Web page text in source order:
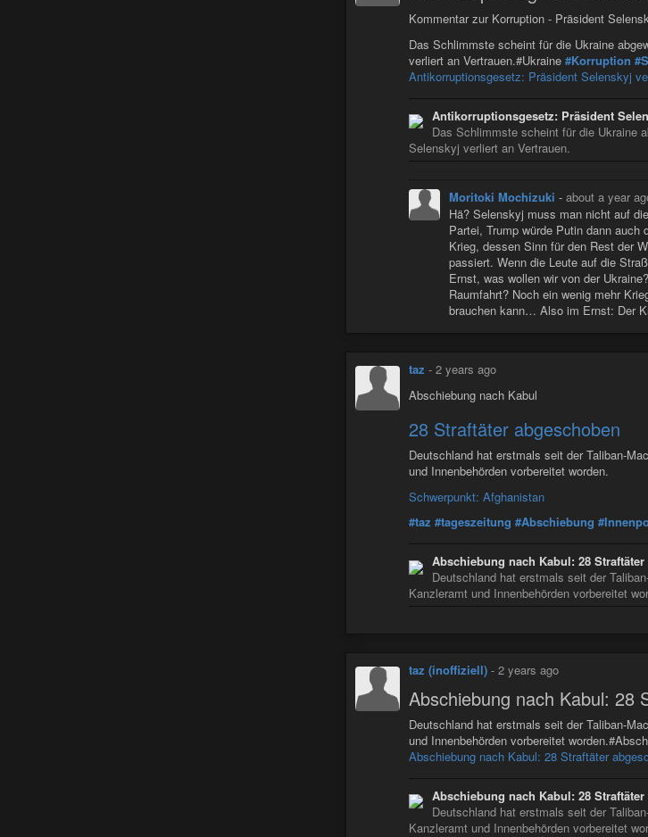
Kommentar zur Korruption - Präsident
Das Schlimmste scheint für die Ukraine
verliert an Vertrauen.#Ukraine #Korruption
Antikorruptionsgesetz: Präsident Selenskyj
Antikorruptionsgesetz: Präsident
Das Schlimmste scheint für die Ukraine
Selenskyj verliert an Vertrauen.
Moritoki Mochizuki - about a year
Hä? Selenskyj muss man nicht auf
Partei, Trump würde Putin dann
Krieg, dessen Sinn für den Rest der
passiert. Wenn die Leute auf die
Ernst, was wollen wir von der
Raumfahrt? Noch ein wenig mehr
brauchen kann… Also im Ernst: Der
taz - 2 years ago
Abschiebung nach Kabul
28 Straftäter abgeschoben
Deutschland hat erstmals seit der Taliban-
und Innenbehörden vorbereitet worden.
Schwerpunkt: Afghanistan
#taz #tageszeitung #Abschiebung
Abschiebung nach Kabul: 28
Deutschland hat erstmals seit der
Kanzleramt und Innenbehörden vorbereitet
taz (inoffiziell) - 2 years ago
Abschiebung nach Kabul: 28
Deutschland hat erstmals seit der Taliban-
und Innenbehörden vorbereitet
Abschiebung nach Kabul: 28 Straftäter
Abschiebung nach Kabul: 28
Deutschland hat erstmals seit der
Kanzleramt und Innenbehörden vorbereitet